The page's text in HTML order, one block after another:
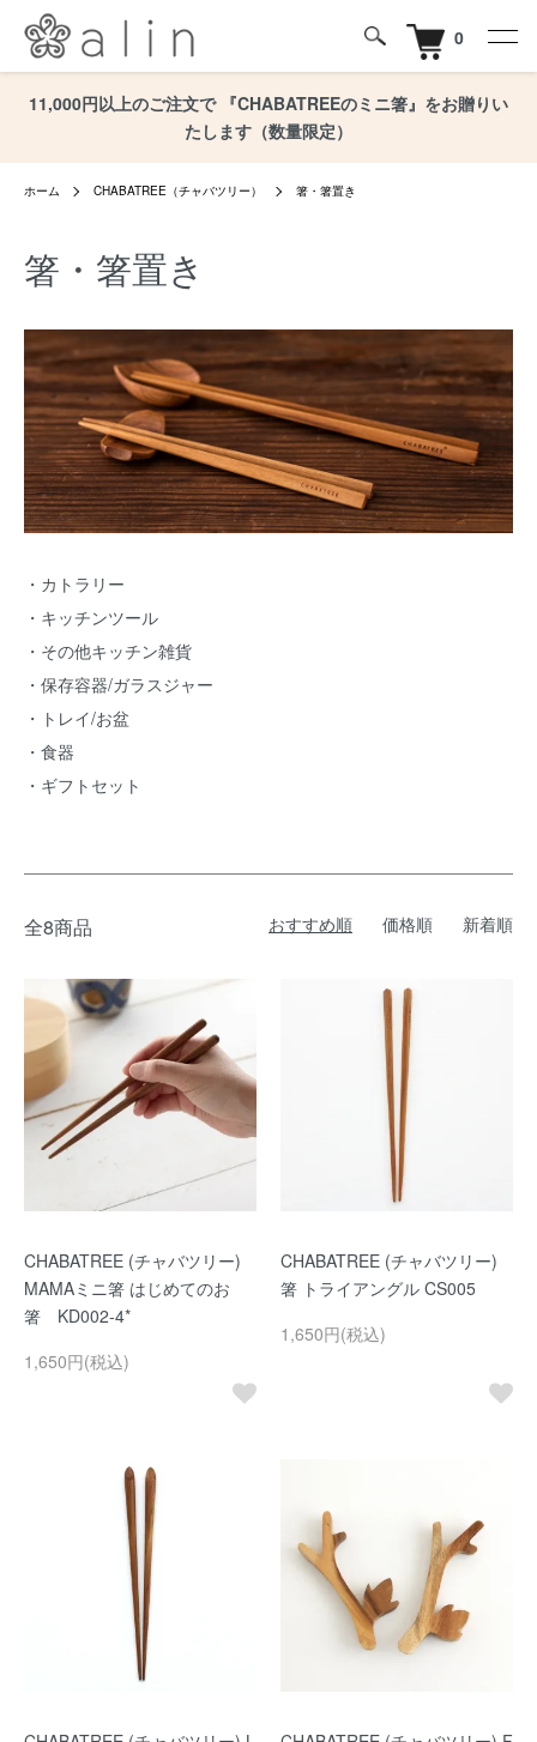
0
11,000円以上のご注文で 『CHABATREEのミニ箸』をお贈りい
たします（数量限定）
ホーム CHABATREE（チャバツリー） 箸・箸置き
箸・箸置き
・ カトラリー
・ キッチンツール
・ その他キッチン雑貨
・ 保存容器/ガラスジャー
・ トレイ/お盆
・ 食器
・ ギフトセット
全8商品 おすすめ順 価格順 新着順
CHABATREE (チャバツリー)
MAMAミニ箸 はじめてのお
箸 KD002-4*
1,650円(税込)
CHABATREE (チャバツリー)
箸 トライアングル CS005
1,650円(税込)